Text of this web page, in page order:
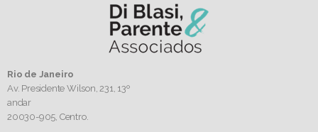
Rio de Janeiro
Av. Presidente Wilson, 231, 13º
andar
20030-905, Centro.